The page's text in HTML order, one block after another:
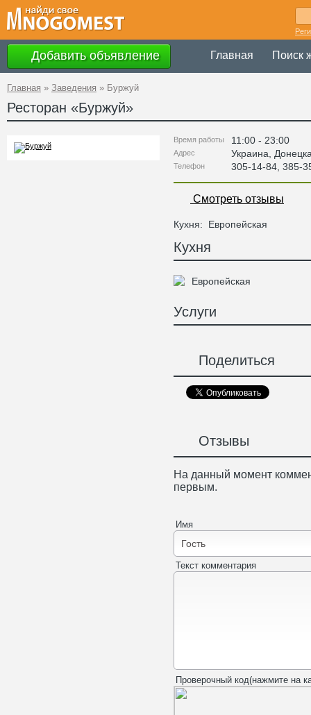
Добавить объявление Главная Поиск
Главная » Заведения » Буржуй
Ресторан «Буржуй»
Время работы 11:00 - 23:00
Адрес Украина
Телефон 305-14-84, 385-
Смотреть отзывы
Кухня: Европейская
Кухня
Европейская
Услуги
Поделиться
Отзывы
На данный момент
первым.
Имя
Текст комментария
Проверочный код(нажмите на